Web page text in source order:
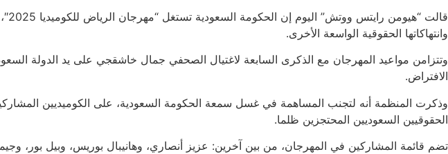
وانتهاكاتها الحقوقية الواسعة الأخرى.
وتتزامن مواعيد المهرجان مع الذكرى السابعة لاغتيال الصحفي جمال خاشقجي على يد الدولة
الافتراض.
وذكرت المنظمة أنه لتجنب المساهمة في غسل سمعة الحكومة السعودية، على الكوميديين
الحقوقيين السعوديين المحتجزين ظلما.
تضم قائمة المشاركين في المهرجان، من بين آخرين: عزيز أنصاري، وهانيبال بوريس، وبيل بور،